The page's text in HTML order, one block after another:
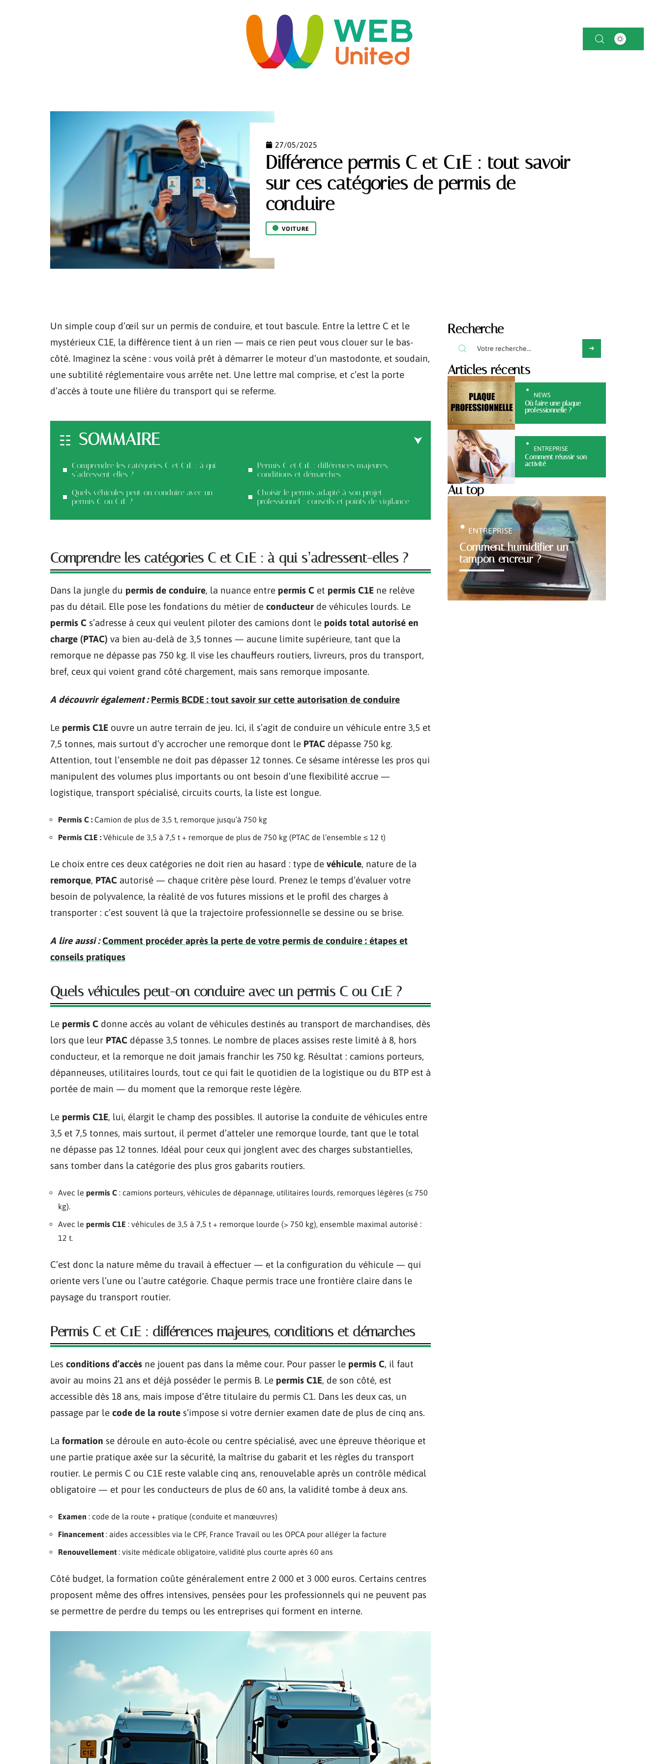
27/05/2025
Différence permis C et C1E : tout savoir
sur ces catégories de permis de
conduire
VOITURE
Un simple coup d’œil sur un permis de conduire, et tout bascule. Entre la lettre C et le
mystérieux C1E, la différence tient à un rien — mais ce rien peut vous clouer sur le bas-
côté. Imaginez la scène : vous voilà prêt à démarrer le moteur d’un mastodonte, et soudain,
une subtilité réglementaire vous arrête net. Une lettre mal comprise, et c’est la porte
d’accès à toute une filière du transport qui se referme.
SOMMAIRE
Comprendre les catégories C et C1E : à qui
s’adressent-elles ?
Quels véhicules peut-on conduire avec un
permis C ou C1E ?
Permis C et C1E : différences majeures,
conditions et démarches
Choisir le permis adapté à son projet
professionnel : conseils et points de vigilance
Comprendre les catégories C et C1E : à qui s’adressent-elles ?
Dans la jungle du permis de conduire, la nuance entre permis C et permis C1E ne relève
pas du détail. Elle pose les fondations du métier de conducteur de véhicules lourds. Le
permis C s’adresse à ceux qui veulent piloter des camions dont le poids total autorisé en
charge (PTAC) va bien au-delà de 3,5 tonnes — aucune limite supérieure, tant que la
remorque ne dépasse pas 750 kg. Il vise les chauffeurs routiers, livreurs, pros du transport,
bref, ceux qui voient grand côté chargement, mais sans remorque imposante.
A découvrir également : Permis BCDE : tout savoir sur cette autorisation de conduire
Le permis C1E ouvre un autre terrain de jeu. Ici, il s’agit de conduire un véhicule entre 3,5 et
7,5 tonnes, mais surtout d’y accrocher une remorque dont le PTAC dépasse 750 kg.
Attention, tout l’ensemble ne doit pas dépasser 12 tonnes. Ce sésame intéresse les pros qui
manipulent des volumes plus importants ou ont besoin d’une flexibilité accrue —
logistique, transport spécialisé, circuits courts, la liste est longue.
Permis C : Camion de plus de 3,5 t, remorque jusqu’à 750 kg
Permis C1E : Véhicule de 3,5 à 7,5 t + remorque de plus de 750 kg (PTAC de l’ensemble ≤ 12 t)
Le choix entre ces deux catégories ne doit rien au hasard : type de véhicule, nature de la
remorque, PTAC autorisé — chaque critère pèse lourd. Prenez le temps d’évaluer votre
besoin de polyvalence, la réalité de vos futures missions et le profil des charges à
transporter : c’est souvent là que la trajectoire professionnelle se dessine ou se brise.
A lire aussi : Comment procéder après la perte de votre permis de conduire : étapes et
conseils pratiques
Quels véhicules peut-on conduire avec un permis C ou C1E ?
Le permis C donne accès au volant de véhicules destinés au transport de marchandises, dès
lors que leur PTAC dépasse 3,5 tonnes. Le nombre de places assises reste limité à 8, hors
conducteur, et la remorque ne doit jamais franchir les 750 kg. Résultat : camions porteurs,
dépanneuses, utilitaires lourds, tout ce qui fait le quotidien de la logistique ou du BTP est à
portée de main — du moment que la remorque reste légère.
Le permis C1E, lui, élargit le champ des possibles. Il autorise la conduite de véhicules entre
3,5 et 7,5 tonnes, mais surtout, il permet d’atteler une remorque lourde, tant que le total
ne dépasse pas 12 tonnes. Idéal pour ceux qui jonglent avec des charges substantielles,
sans tomber dans la catégorie des plus gros gabarits routiers.
Avec le permis C : camions porteurs, véhicules de dépannage, utilitaires lourds, remorques légères (≤ 750
kg).
Avec le permis C1E : véhicules de 3,5 à 7,5 t + remorque lourde (> 750 kg), ensemble maximal autorisé :
12 t.
C’est donc la nature même du travail à effectuer — et la configuration du véhicule — qui
oriente vers l’une ou l’autre catégorie. Chaque permis trace une frontière claire dans le
paysage du transport routier.
Permis C et C1E : différences majeures, conditions et démarches
Les conditions d’accès ne jouent pas dans la même cour. Pour passer le permis C, il faut
avoir au moins 21 ans et déjà posséder le permis B. Le permis C1E, de son côté, est
accessible dès 18 ans, mais impose d’être titulaire du permis C1. Dans les deux cas, un
passage par le code de la route s’impose si votre dernier examen date de plus de cinq ans.
La formation se déroule en auto-école ou centre spécialisé, avec une épreuve théorique et
une partie pratique axée sur la sécurité, la maîtrise du gabarit et les règles du transport
routier. Le permis C ou C1E reste valable cinq ans, renouvelable après un contrôle médical
obligatoire — et pour les conducteurs de plus de 60 ans, la validité tombe à deux ans.
Examen : code de la route + pratique (conduite et manœuvres)
Financement : aides accessibles via le CPF, France Travail ou les OPCA pour alléger la facture
Renouvellement : visite médicale obligatoire, validité plus courte après 60 ans
Côté budget, la formation coûte généralement entre 2 000 et 3 000 euros. Certains centres
proposent même des offres intensives, pensées pour les professionnels qui ne peuvent pas
se permettre de perdre du temps ou les entreprises qui forment en interne.
Recherche
Articles récents
NEWS
Où faire une plaque
professionnelle ?
ENTREPRISE
Comment réussir son
activité
Au top
Comment humidifier un
tampon encreur ?
ENTREPRISE